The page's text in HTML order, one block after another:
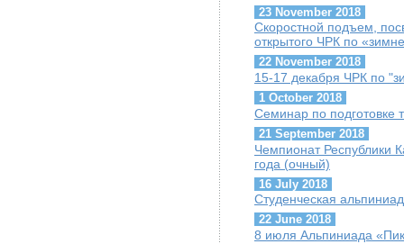
23 November 2018
Скоростной подъем,
открытого ЧРК по
22 November 2018
15-17 декабря ЧРК по
1 October 2018
Семинар по подготовке
21 September 2018
Чемпионат Республики
года (очный)
16 July 2018
Студенческая
22 June 2018
8 июля Альпиниада